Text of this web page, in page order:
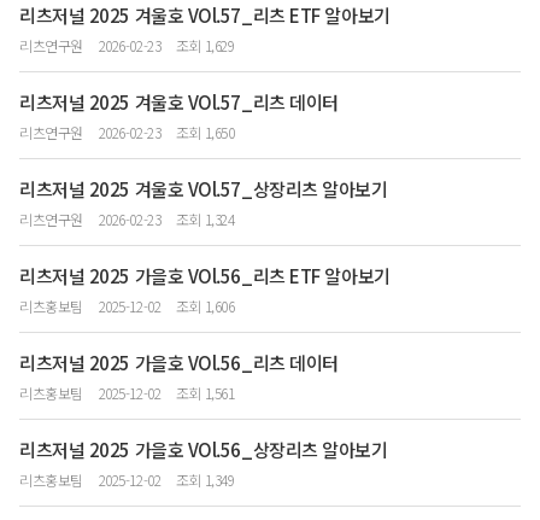
리츠저널 2025 겨울호 VOl.57_리츠 ETF 알아보기
리츠연구원 2026-02-23 조회 1,629
리츠저널 2025 겨울호 VOl.57_리츠 데이터
리츠연구원 2026-02-23 조회 1,650
리츠저널 2025 겨울호 VOl.57_상장리츠 알아보기
리츠연구원 2026-02-23 조회 1,324
리츠저널 2025 가을호 VOl.56_리츠 ETF 알아보기
리츠홍보팀 2025-12-02 조회 1,606
리츠저널 2025 가을호 VOl.56_리츠 데이터
리츠홍보팀 2025-12-02 조회 1,561
리츠저널 2025 가을호 VOl.56_상장리츠 알아보기
리츠홍보팀 2025-12-02 조회 1,349